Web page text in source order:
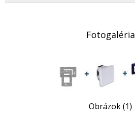
Fotogaléria
Obrázok (1)